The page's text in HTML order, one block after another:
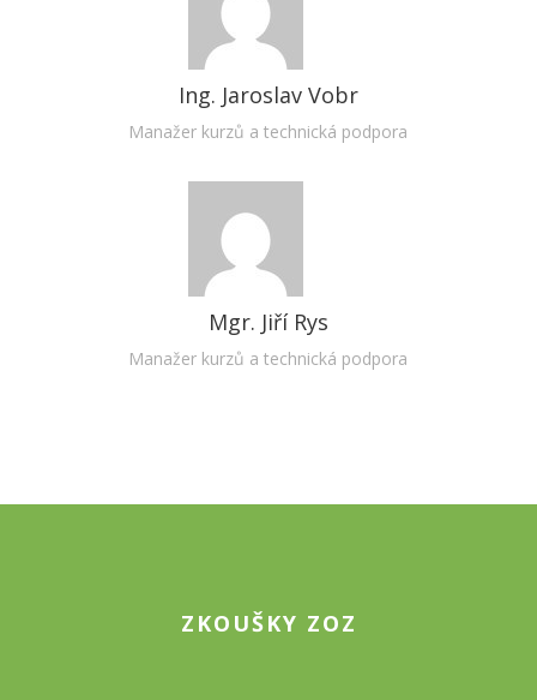
Ing. Jaroslav Vobr
Manažer kurzů a technická podpora
Mgr. Jiří Rys
Manažer kurzů a technická podpora
ZKOUŠKY ZOZ